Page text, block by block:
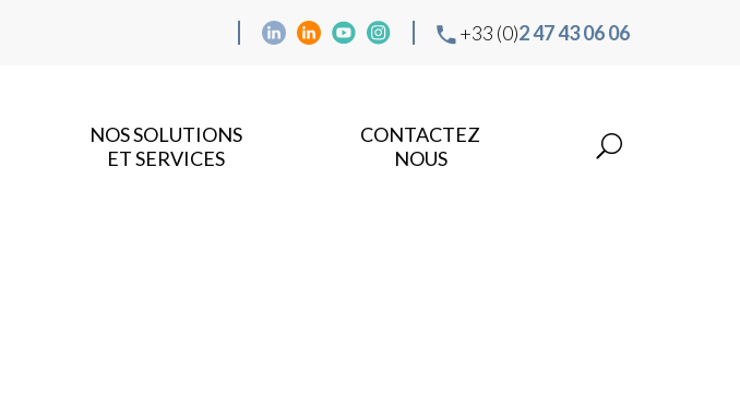
+33 (0)2 47 43 06 06
NOS SOLUTIONS
ET SERVICES
CONTACTEZ
NOUS